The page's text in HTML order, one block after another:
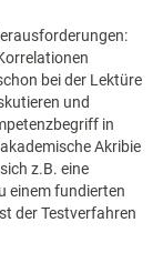
bei der Lektüre
und
in
Akribie
z.B. eine
einem fundierten
der Testverfahren